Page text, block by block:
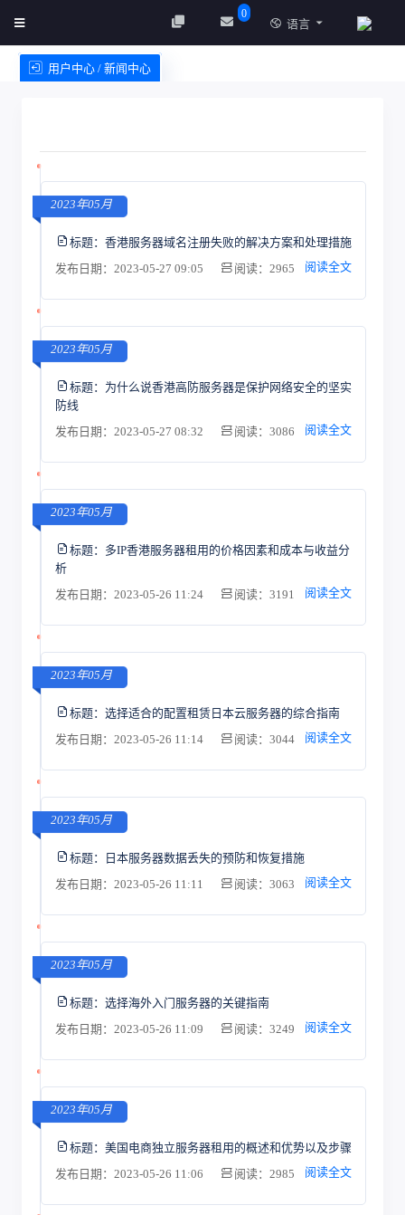
0
语言
用户中心 / 新闻中心
2023年05月
标题： 香港服务器域名注册失败的解决方案和处理措施
发布日期：2023-05-27 09:05
阅读：2965 阅读全文
2023年05月
标题： 为什么说香港高防服务器是保护网络安全的坚实
防线
发布日期：2023-05-27 08:32
阅读：3086 阅读全文
2023年05月
标题： 多IP香港服务器租用的价格因素和成本与收益分
析
发布日期：2023-05-26 11:24
阅读：3191 阅读全文
2023年05月
标题： 选择适合的配置租赁日本云服务器的综合指南
发布日期：2023-05-26 11:14
阅读：3044 阅读全文
2023年05月
标题：
日本服务器数据丢失的预防和恢复措施
发布日期：2023-05-26 11:11
阅读：3063 阅读全文
2023年05月
标题： 选择海外入门服务器的关键指南
发布日期：2023-05-26 11:09
阅读：3249 阅读全文
2023年05月
标题： 美国电商独立服务器租用的概述和优势以及步骤
发布日期：2023-05-26 11:06
阅读：2985 阅读全文